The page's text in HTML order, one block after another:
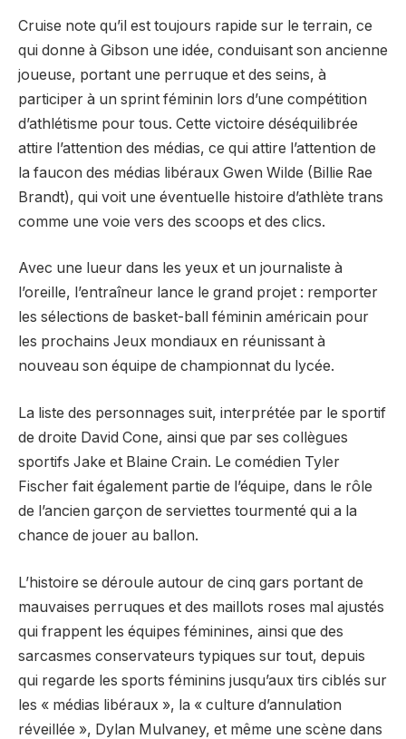
Cruise note qu’il est toujours rapide sur le terrain, ce
qui donne à Gibson une idée, conduisant son ancienne
joueuse, portant une perruque et des seins, à
participer à un sprint féminin lors d’une compétition
d’athlétisme pour tous. Cette victoire déséquilibrée
attire l’attention des médias, ce qui attire l’attention de
la faucon des médias libéraux Gwen Wilde (Billie Rae
Brandt), qui voit une éventuelle histoire d’athlète trans
comme une voie vers des scoops et des clics.
Avec une lueur dans les yeux et un journaliste à
l’oreille, l’entraîneur lance le grand projet : remporter
les sélections de basket-ball féminin américain pour
les prochains Jeux mondiaux en réunissant à
nouveau son équipe de championnat du lycée.
La liste des personnages suit, interprétée par le sportif
de droite David Cone, ainsi que par ses collègues
sportifs Jake et Blaine Crain. Le comédien Tyler
Fischer fait également partie de l’équipe, dans le rôle
de l’ancien garçon de serviettes tourmenté qui a la
chance de jouer au ballon.
L’histoire se déroule autour de cinq gars portant de
mauvaises perruques et des maillots roses mal ajustés
qui frappent les équipes féminines, ainsi que des
sarcasmes conservateurs typiques sur tout, depuis
qui regarde les sports féminins jusqu’aux tirs ciblés sur
les « médias libéraux », la « culture d’annulation
réveillée », Dylan Mulvaney, et même une scène dans